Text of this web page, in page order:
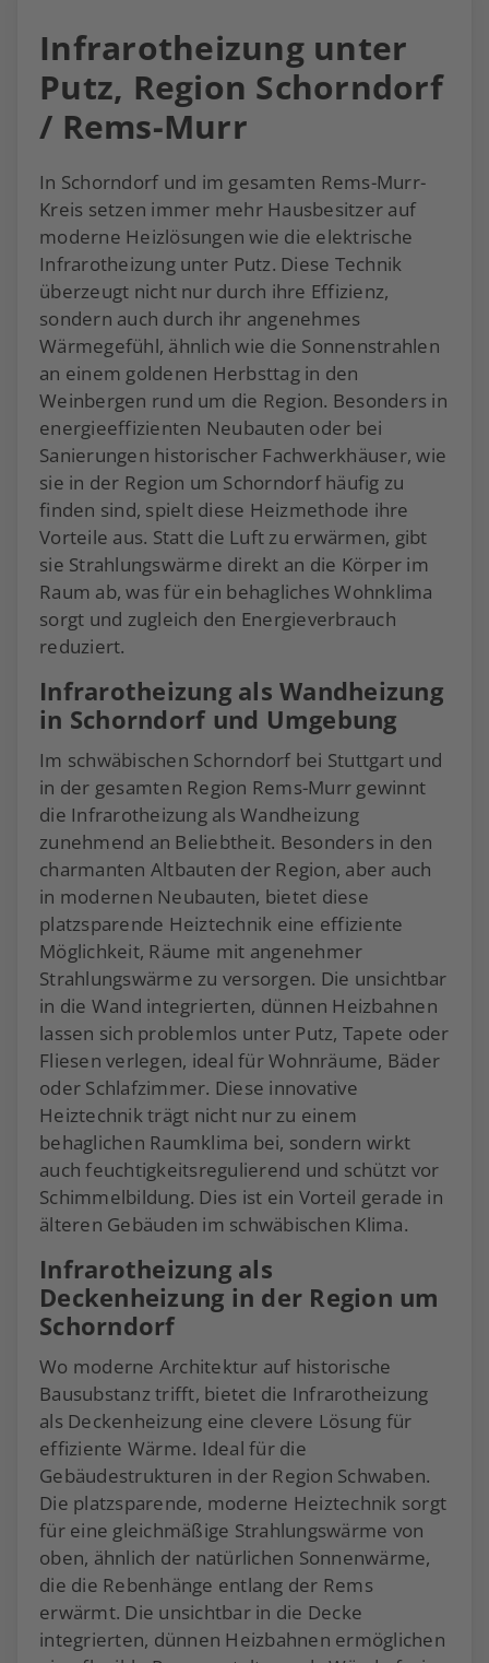
Infrarotheizung unter
Putz, Region Schorndorf
/ Rems-Murr
In Schorndorf und im gesamten Rems-Murr-
Kreis setzen immer mehr Hausbesitzer auf
moderne Heizlösungen wie die elektrische
Infrarotheizung unter Putz. Diese Technik
überzeugt nicht nur durch ihre Effizienz,
sondern auch durch ihr angenehmes
Wärmegefühl, ähnlich wie die Sonnenstrahlen
an einem goldenen Herbsttag in den
Weinbergen rund um die Region. Besonders in
energieeffizienten Neubauten oder bei
Sanierungen historischer Fachwerkhäuser, wie
sie in der Region um Schorndorf häufig zu
finden sind, spielt diese Heizmethode ihre
Vorteile aus. Statt die Luft zu erwärmen, gibt
sie Strahlungswärme direkt an die Körper im
Raum ab, was für ein behagliches Wohnklima
sorgt und zugleich den Energieverbrauch
reduziert.
Infrarotheizung als Wandheizung
in Schorndorf und Umgebung
Im schwäbischen Schorndorf bei Stuttgart und
in der gesamten Region Rems-Murr gewinnt
die Infrarotheizung als Wandheizung
zunehmend an Beliebtheit. Besonders in den
charmanten Altbauten der Region, aber auch
in modernen Neubauten, bietet diese
platzsparende Heiztechnik eine effiziente
Möglichkeit, Räume mit angenehmer
Strahlungswärme zu versorgen. Die unsichtbar
in die Wand integrierten, dünnen Heizbahnen
lassen sich problemlos unter Putz, Tapete oder
Fliesen verlegen, ideal für Wohnräume, Bäder
oder Schlafzimmer. Diese innovative
Heiztechnik trägt nicht nur zu einem
behaglichen Raumklima bei, sondern wirkt
auch feuchtigkeitsregulierend und schützt vor
Schimmelbildung. Dies ist ein Vorteil gerade in
älteren Gebäuden im schwäbischen Klima.
Infrarotheizung als
Deckenheizung in der Region um
Schorndorf
Wo moderne Architektur auf historische
Bausubstanz trifft, bietet die Infrarotheizung
als Deckenheizung eine clevere Lösung für
effiziente Wärme. Ideal für die
Gebäudestrukturen in der Region Schwaben.
Die platzsparende, moderne Heiztechnik sorgt
für eine gleichmäßige Strahlungswärme von
oben, ähnlich der natürlichen Sonnenwärme,
die die Rebenhänge entlang der Rems
erwärmt. Die unsichtbar in die Decke
integrierten, dünnen Heizbahnen ermöglichen